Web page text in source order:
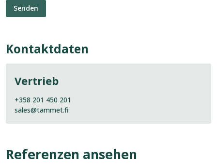
Kontaktdaten
Vertrieb
+358 201 450 201
sales@tammet.fi
Referenzen ansehen